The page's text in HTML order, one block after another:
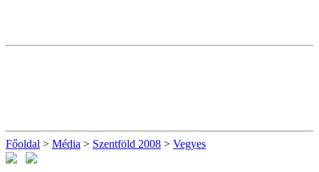
Főoldal > Média > Szentföld 2008 > Vegyes